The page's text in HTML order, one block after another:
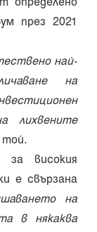
определено
през 2021
най-
на
лихвените
той.
за високия
е свързана
на
в някаква